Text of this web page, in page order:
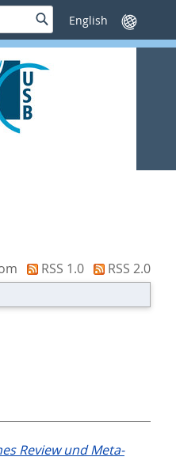
SucheSprache
wechseln
RSS 1.0
RSS 2.0
Review und Meta-